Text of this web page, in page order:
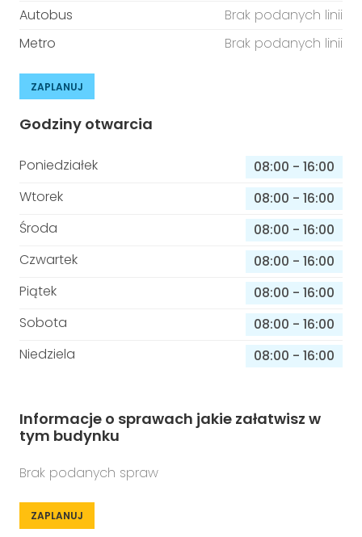
Autobus
Brak podanych linii
Metro
Brak podanych linii
ZAPLANUJ
Godziny otwarcia
Poniedziałek 08:00 - 16:00
Wtorek
08:00 - 16:00
Środa
08:00 - 16:00
Czwartek
08:00 - 16:00
Piątek
08:00 - 16:00
Sobota
08:00 - 16:00
Niedziela
08:00 - 16:00
Informacje o sprawach jakie załatwisz w
tym budynku
Brak podanych spraw
ZAPLANUJ